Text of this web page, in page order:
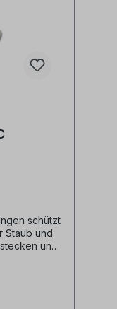
schützt
Staub und
und